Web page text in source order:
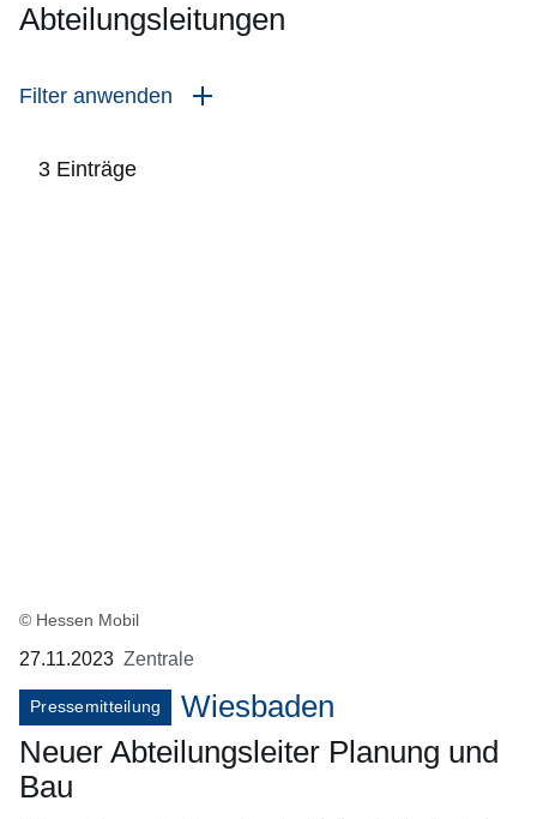
Abteilungsleitungen
Filter anwenden
3 Einträge
© Hessen Mobil
27.11.2023 Zentrale
Pressemitteilung
Wiesbaden
Neuer Abteilungsleiter Planung und
Bau